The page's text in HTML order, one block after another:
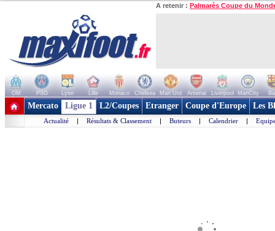
A retenir : Palmarès Coupe du
OM PSG Lyon Lille Monaco Chelsea Man Utd Arsenal Liverpool ManCity
+ de clubs
Mercato Ligue 1 L2/Coupes Etranger Coupe d'Europe Les
Actualité | Résultats & Classement | Buteurs | Calendrier |